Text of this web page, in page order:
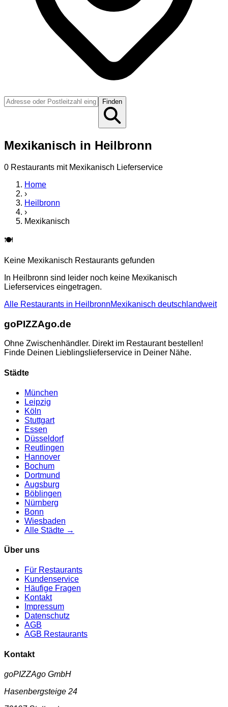
Finden
Mexikanisch in Heilbronn
0 Restaurants mit Mexikanisch Lieferservice
Home
›
Heilbronn
›
Mexikanisch
🍽
Keine Mexikanisch Restaurants gefunden
In Heilbronn sind leider noch keine Mexikanisch
Lieferservices eingetragen.
Alle Restaurants in HeilbronnMexikanisch deutschlandweit
goPIZZAgo.de
Ohne Zwischenhändler. Direkt im Restaurant bestellen!
Finde Deinen Lieblingslieferservice in Deiner Nähe.
Städte
München
Leipzig
Köln
Stuttgart
Essen
Düsseldorf
Reutlingen
Hannover
Bochum
Dortmund
Augsburg
Böblingen
Nürnberg
Bonn
Wiesbaden
Alle Städte →
Über uns
Für Restaurants
Kundenservice
Häufige Fragen
Kontakt
Impressum
Datenschutz
AGB
AGB Restaurants
Kontakt
goPIZZAgo GmbH
Hasenbergsteige 24